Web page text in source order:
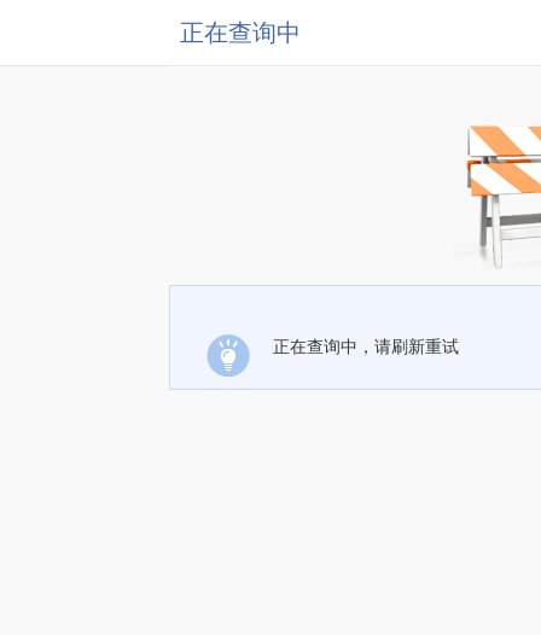
正在查询中
正在查询中，请刷新重试